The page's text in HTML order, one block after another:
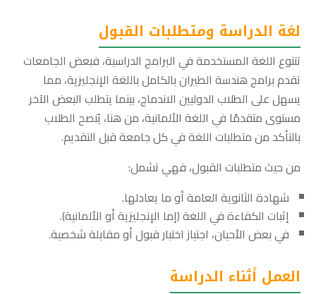
لغة الدراسة ومتطلبات القبول
تتنوع اللغة المستخدمة في البرامج الدراسية، فبعض الجامعات
تقدم برامج هندسة الطيران بالكامل باللغة الإنجليزية، مما
يسهل على الطلاب الدوليين الاندماج، بينما يتطلب البعض الآخر
مستوى متقدمًا في اللغة الألمانية، من هنا، يُنصح الطلاب
بالتأكد من متطلبات اللغة في كل جامعة قبل التقديم.
من حيث متطلبات القبول، فهي تشمل:
شهادة الثانوية العامة أو ما يعادلها.
إثبات الكفاءة في اللغة (إما الإنجليزية أو الألمانية).
في بعض الأحيان، اجتياز اختبار قبول أو مقابلة شخصية.
العمل أثناء الدراسة